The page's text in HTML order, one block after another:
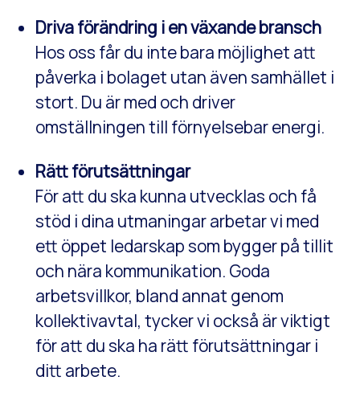
Driva förändring i en växande bransch
Hos oss får du inte bara möjlighet att
påverka i bolaget utan även samhället i
stort. Du är med och driver
omställningen till förnyelsebar energi.
Rätt förutsättningar
För att du ska kunna utvecklas och få
stöd i dina utmaningar arbetar vi med
ett öppet ledarskap som bygger på tillit
och nära kommunikation. Goda
arbetsvillkor, bland annat genom
kollektivavtal, tycker vi också är viktigt
för att du ska ha rätt förutsättningar i
ditt arbete.